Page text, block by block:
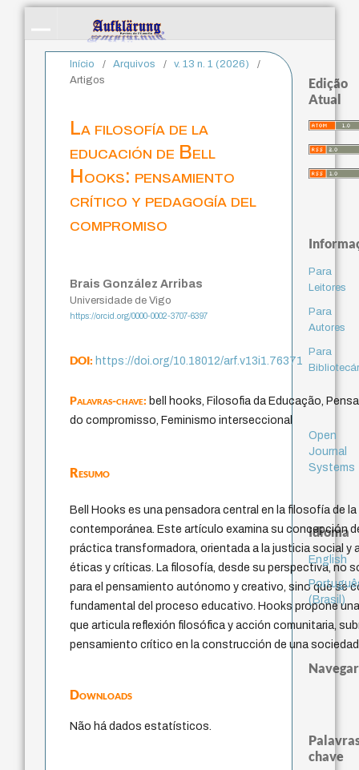
Início / Arquivos / v. 13 n. 1 (2026)
/
Artigos
La filosofía de la
educación de Bell
Hooks: pensamiento
crítico y pedagogía del
compromiso
Brais González Arribas
Universidade de Vigo
https://orcid.org/0000-0002-3707-6397
DOI:https://doi.org/10.18012/arf.v13i1.76371
Palavras-chave:bell hooks, Filosofia da Educação,
do compromisso, Feminismo interseccional
Resumo
Bell Hooks es una pensadora central en la filosofía de
contemporánea. Este artículo examina su concepción
práctica transformadora, orientada a la justicia social y
éticas y críticas. La filosofía, desde su perspectiva, no
para el pensamiento autónomo y creativo, sino que se
fundamental del proceso educativo. Hooks propone
que articula reflexión filosófica y acción comunitaria,
pensamiento crítico en la construcción de una
Downloads
Não há dados estatísticos.
Edição
Atual
Para
Leitores
Para
Autores
Para
Open
Journal
Systems
Idioma
English
(Brasil)
Navegar
chave